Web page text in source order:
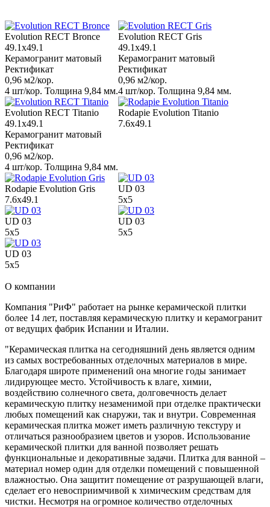
Evolution RECT Bronce
49.1x49.1
Керамогранит матовый
Ректификат
0,96 м2/кор.
4 шт/кор. Толщина 9,84 мм.
Evolution RECT Gris
49.1x49.1
Керамогранит матовый
Ректификат
0,96 м2/кор.
4 шт/кор. Толщина 9,84 мм.
Evolution RECT Titanio
49.1x49.1
Керамогранит матовый
Ректификат
0,96 м2/кор.
4 шт/кор. Толщина 9,84 мм.
Rodapie Evolution Titanio
7.6x49.1
Rodapie Evolution Gris
7.6x49.1
UD 03
5x5
UD 03
5x5
UD 03
5x5
UD 03
5x5
О компании
Компания "РиФ" работает на рынке керамической плитки
более 14 лет, поставляя керамическую плитку и керамогранит
от ведущих фабрик Испании и Италии.
"Керамическая плитка на сегодняшний день является одним
из самых востребованных отделочных материалов в мире.
Благодаря широте применений она многие годы занимает
лидирующее место. Устойчивость к влаге, химии,
воздействию солнечного света, долговечность делает
керамическую плитку незаменимой при отделке практически
любых помещений как снаружи, так и внутри. Современная
керамическая плитка может иметь различную текстуру и
отличаться разнообразием цветов и узоров. Использование
керамической плитки для ванной позволяет решать
функциональные и декоративные задачи. Плитка для ванной –
материал номер один для отделки помещений с повышенной
влажностью. Она защитит помещение от разрушающей влаги,
сделает его невосприимчивой к химическим средствам для
чистки. Несмотря на огромное количество отделочных